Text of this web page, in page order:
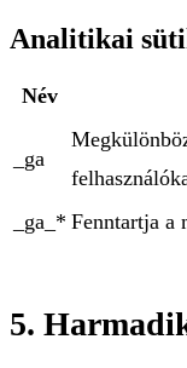
Analitikai
Név
_ga
_ga_* Fenntartja a
5.